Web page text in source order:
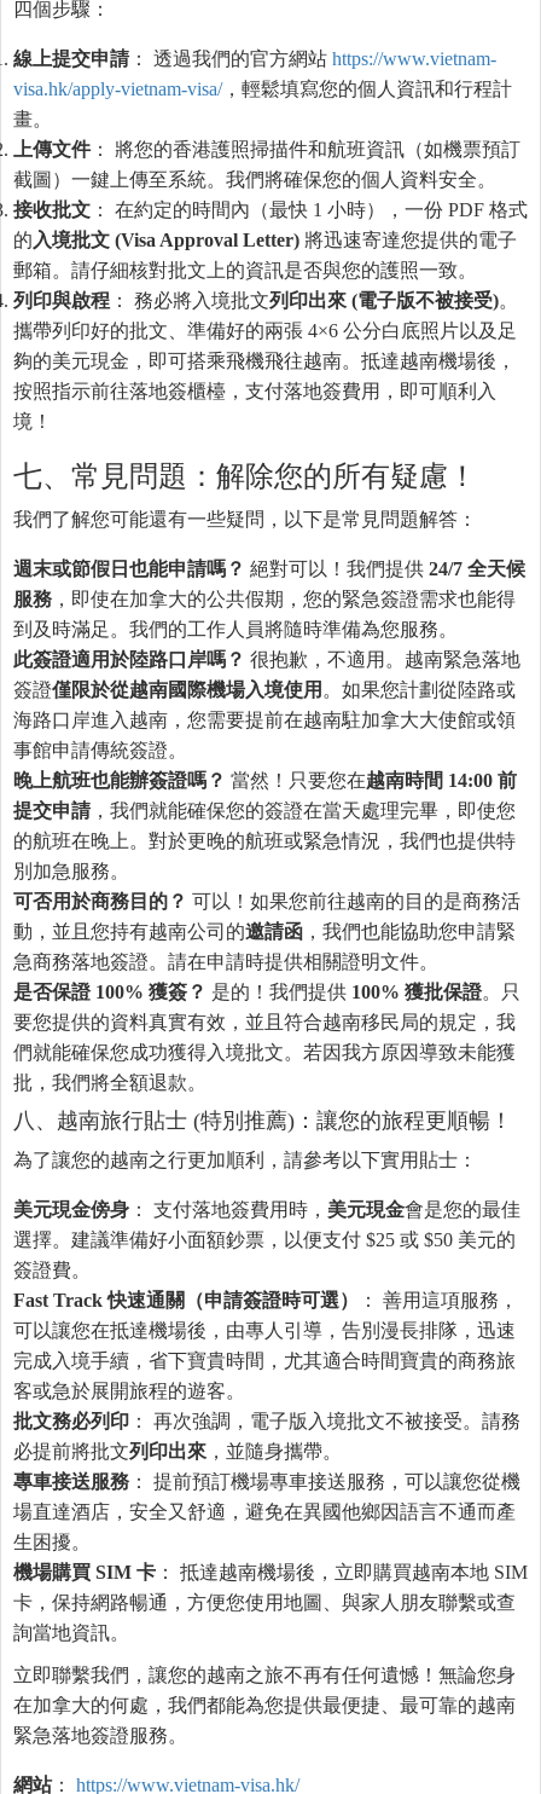
四個步驟：
線上提交申請： 透過我們的官方網站 https://www.vietnam-
visa.hk/apply-vietnam-visa/，輕鬆填寫您的個人資訊和行程計
畫。
上傳文件： 將您的香港護照掃描件和航班資訊（如機票預訂
截圖）一鍵上傳至系統。我們將確保您的個人資料安全。
接收批文 ： 在約定的時間內（最快 1 小時），一份 PDF 格式
的 入境批文 (Visa Approval Letter) 將迅速寄達您提供的電子
郵箱。請仔細核對批文上的資訊是否與您的護照一致。
列印與啟程 ： 務必將入境批文列印出來 (電子版不被接受)。
攜帶列印好的批文、準備好的兩張 4×6 公分白底照片以及足
夠的美元現金，即可搭乘飛機飛往越南。抵達越南機場後，
按照指示前往落地簽櫃檯，支付落地簽費用，即可順利入
境！
七、常見問題：解除您的所有疑慮！
我們了解您可能還有一些疑問，以下是常見問題解答：
週末或節假日也能申請嗎？ 絕對可以！我們提供 24/7 全天候
服務 ，即使在加拿大的公共假期，您的緊急簽證需求也能得
到及時滿足。我們的工作人員將隨時準備為您服務。
此簽證適用於陸路口岸嗎？ 很抱歉，不適用。越南緊急落地
簽證僅限於從越南國際機場入境使用 。如果您計劃從陸路或
海路口岸進入越南，您需要提前在越南駐加拿大大使館或領
事館申請傳統簽證。
晚上航班也能辦簽證嗎？ 當然！只要您在越南時間 14:00 前
提交申請，我們就能確保您的簽證在當天處理完畢，即使您
的航班在晚上。對於更晚的航班或緊急情況，我們也提供特
別加急服務。
可否用於商務目的？ 可以！如果您前往越南的目的是商務活
動，並且您持有越南公司的邀請函 ，我們也能協助您申請緊
急商務落地簽證。請在申請時提供相關證明文件。
是否保證 100% 獲簽？ 是的！我們提供 100% 獲批保證。只
要您提供的資料真實有效，並且符合越南移民局的規定，我
們就能確保您成功獲得入境批文。若因我方原因導致未能獲
批，我們將全額退款。
八、越南旅行貼士 (特別推薦)：讓您的旅程更順暢！
為了讓您的越南之行更加順利，請參考以下實用貼士：
美元現金傍身 ： 支付落地簽費用時， 美元現金會是您的最佳
選擇。建議準備好小面額鈔票，以便支付 $25 或 $50 美元的
簽證費。
Fast Track 快速通關（申請簽證時可選）
： 善用這項服務，
可以讓您在抵達機場後，由專人引導，告別漫長排隊，迅速
完成入境手續，省下寶貴時間，尤其適合時間寶貴的商務旅
客或急於展開旅程的遊客。
批文務必列印 ： 再次強調，電子版入境批文不被接受。請務
必提前將批文列印出來 ，並隨身攜帶。
專車接送服務 ： 提前預訂機場專車接送服務，可以讓您從機
場直達酒店，安全又舒適，避免在異國他鄉因語言不通而產
生困擾。
機場購買 SIM 卡 ： 抵達越南機場後，立即購買越南本地 SIM
卡，保持網路暢通，方便您使用地圖、與家人朋友聯繫或查
詢當地資訊。
立即聯繫我們，讓您的越南之旅不再有任何遺憾！無論您身
在加拿大的何處，我們都能為您提供最便捷、最可靠的越南
緊急落地簽證服務。
網站： https://www.vietnam-visa.hk/